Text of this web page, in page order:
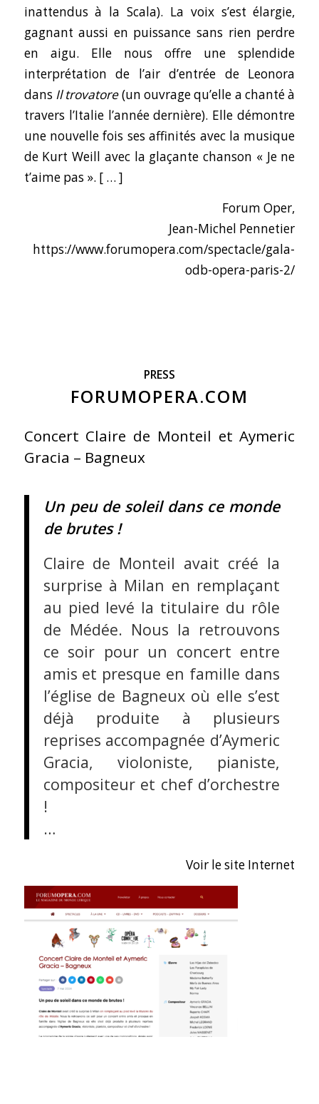
inattendus à la Scala). La voix s’est élargie,
gagnant aussi en puissance sans rien perdre
en aigu. Elle nous offre une splendide
interprétation de l’air d’entrée de Leonora
dans Il trovatore(un ouvrage qu’elle a chanté à
travers l’Italie l’année dernière). Elle démontre
une nouvelle fois ses affinités avec la musique
de Kurt Weill avec la glaçante chanson « Je ne
t’aime pas ». [ … ]
Forum Oper,
Jean-Michel Pennetier
https://www.forumopera.com/spectacle/gala-
odb-opera-paris-2/
PRESS
FORUMOPERA.COM
Concert Claire de Monteil et Aymeric
Gracia – Bagneux
Un peu de soleil dans ce monde
de brutes !
Claire de Monteil avait créé la
surprise à Milan en remplaçant
au pied levé la titulaire du rôle
de Médée. Nous la retrouvons
ce soir pour un concert entre
amis et presque en famille dans
l’église de Bagneux où elle s’est
déjà produite à plusieurs
reprises accompagnée d’Aymeric
Gracia, violoniste, pianiste,
compositeur et chef d’orchestre
!
…
Voir le site Internet